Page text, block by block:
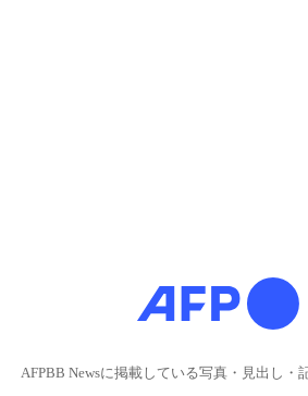
AFPBB Newsに掲載している写真・見出し・